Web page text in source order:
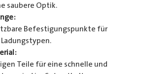
saubere Optik.
Befestigungspunkte für
Teile für eine schnelle und